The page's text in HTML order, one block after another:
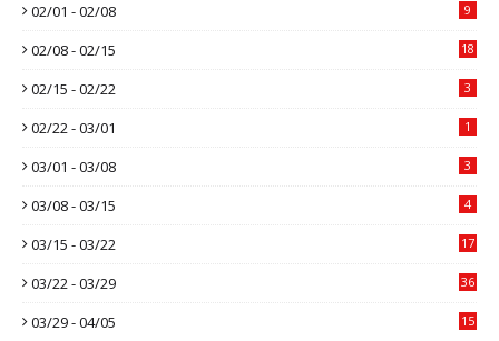
02/01 - 02/08 9
02/08 - 02/15 18
02/15 - 02/22 3
02/22 - 03/01 1
03/01 - 03/08 3
03/08 - 03/15 4
03/15 - 03/22 17
03/22 - 03/29 36
03/29 - 04/05 15